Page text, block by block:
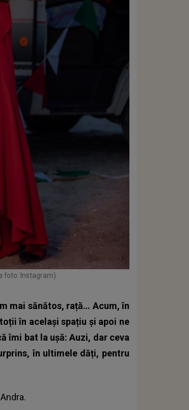
foto: Instagram)
mai sănătos, rață… Acum, în
în același spațiu și apoi ne
îmi bat la ușă: Auzi, dar ceva
în ultimele dăți, pentru